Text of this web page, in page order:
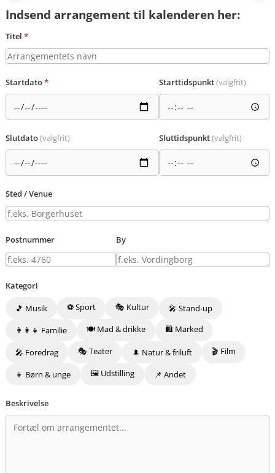
Indsend arrangement til kalenderen her:
Titel *
Startdato* Starttidspunkt(valgfrit)
Slutdato(valgfrit) Sluttidspunkt(valgfrit)
Sted / Venue
Postnummer By
Kategori
🎵 Musik ⚽ Sport 🎭 Kultur
🎤 Stand-up
👨‍👩‍👧 Familie
🍽️ Mad & drikke 🛍️ Marked
🎤 Foredrag 🎭 Teater 🌲 Natur & friluft 🎬 Film
👦 Børn & unge 🖼️ Udstilling 📌 Andet
Beskrivelse